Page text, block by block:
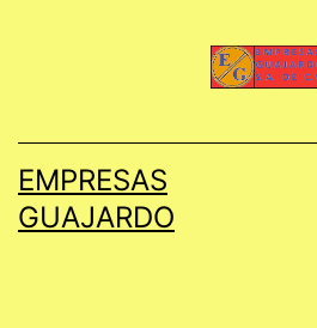
EMPRESAS
GUAJARDO